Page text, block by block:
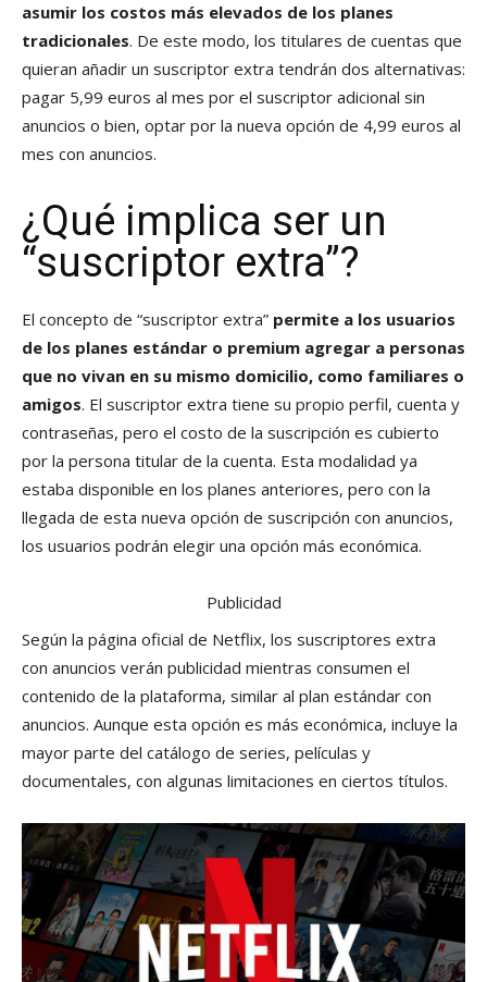
asumir los costos más elevados de los planes
tradicionales. De este modo, los titulares de cuentas que
quieran añadir un suscriptor extra tendrán dos alternativas:
pagar 5,99 euros al mes por el suscriptor adicional sin
anuncios o bien, optar por la nueva opción de 4,99 euros al
mes con anuncios.
¿Qué implica ser un
“suscriptor extra”?
El concepto de “suscriptor extra” permite a los usuarios
de los planes estándar o premium agregar a personas
que no vivan en su mismo domicilio, como familiares o
amigos. El suscriptor extra tiene su propio perfil, cuenta y
contraseñas, pero el costo de la suscripción es cubierto
por la persona titular de la cuenta. Esta modalidad ya
estaba disponible en los planes anteriores, pero con la
llegada de esta nueva opción de suscripción con anuncios,
los usuarios podrán elegir una opción más económica.
Publicidad
Según la página oficial de Netflix, los suscriptores extra
con anuncios verán publicidad mientras consumen el
contenido de la plataforma, similar al plan estándar con
anuncios. Aunque esta opción es más económica, incluye la
mayor parte del catálogo de series, películas y
documentales, con algunas limitaciones en ciertos títulos.